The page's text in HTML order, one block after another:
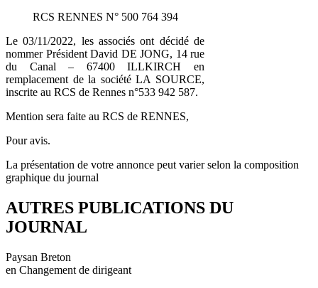
RCS RENNES N° 500 764 394
Le 03/11/2022, les associés ont décidé de
nommer Président David DE JONG, 14 rue
du Canal – 67400 ILLKIRCH en
remplacement de la société LA SOURCE,
inscrite au RCS de Rennes n°533 942 587.
Mention sera faite au RCS de RENNES,
Pour avis.
La présentation de votre annonce peut varier selon la composition
graphique du journal
AUTRES PUBLICATIONS DU
JOURNAL
Paysan Breton
en Changement de dirigeant